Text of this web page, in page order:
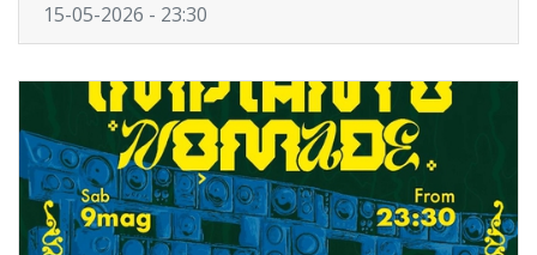
15-05-2026 - 23:30